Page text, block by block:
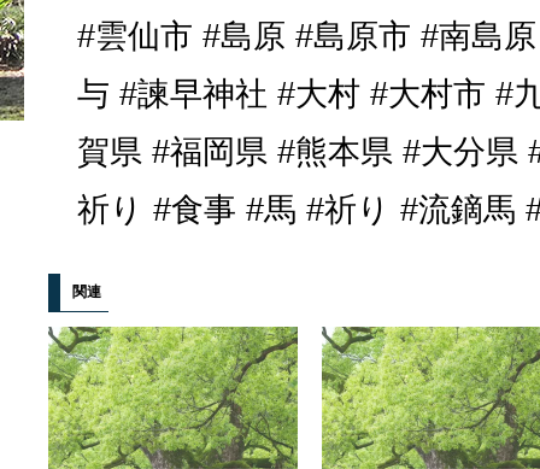
#雲仙市 #島原 #島原市 #南島
与 #諫早神社 #大村 #大村市 #
賀県 #福岡県 #熊本県 #大分県
祈り #食事 #馬 #祈り #流鏑馬
関連